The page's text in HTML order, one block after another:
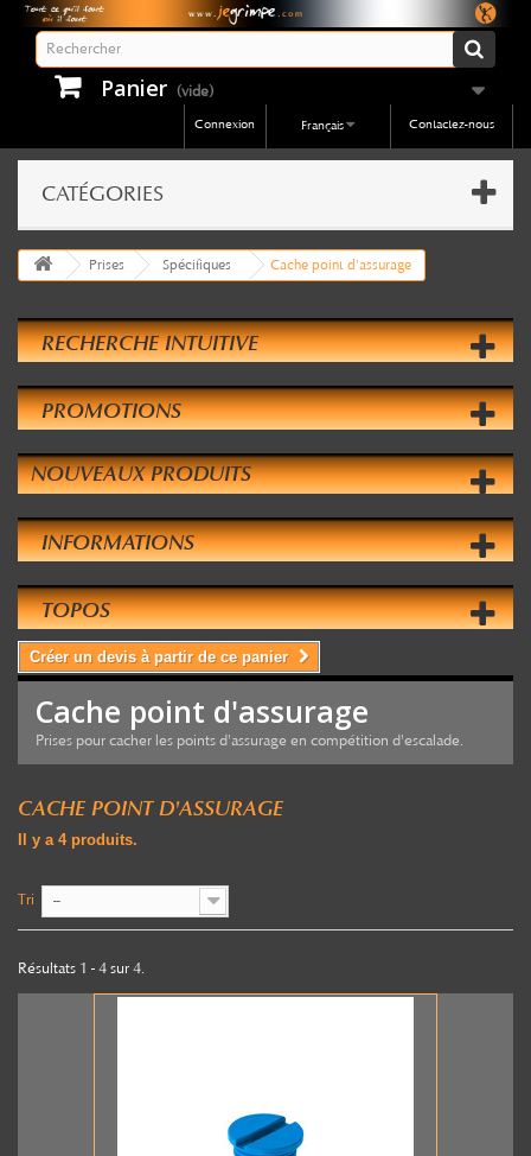
Panier (vide)
Contactez-nous
Français
Connexion
CATÉGORIES
Prises Spécifiques Cache point d'assurage
RECHERCHE INTUITIVE
PROMOTIONS
NOUVEAUX PRODUITS
INFORMATIONS
TOPOS
Créer un devis à partir de ce panier
Cache point d'assurage
Prises pour cacher les points d'assurage en compétition d'escalade.
CACHE POINT D'ASSURAGE
Il y a 4 produits.
Tri --
Résultats 1 - 4 sur 4.